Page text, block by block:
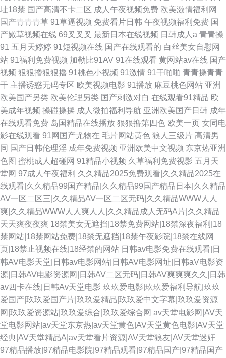
址18禁 国产高清不卡二区 成人午夜视频免费 欧美激情福利网
国产青青青草 91草逼视频 免费看片日韩 午夜视频福利免费 国
产嫩草视频在线 69叉叉叉 最新日本在线视频 日韩成人a 青青操
91 五月天婷婷 91短视频在线 国产在线观看的 白丝美女自慰网
站 91福利免费视频 加勒比91AV 91在线观看 黄网站av在线 国产
视频 狠狠擼狠狠擼 91桃色小视频 91激情 91干啪啪 青青操青青
干 主播诱惑无码专区 欧美视频电影 91播放 麻豆桃色网站 亚洲
欧美国产另类 欧美伦理另类 国产刺激对白 在线观看91精品 欧
美成年视频 操碰操揉 成人微拍福利导航 亚洲欧美国产日韩 成年
在线观看免费 岛国精品在线播放 狠狠撸第四色 欧美一页 女同电
影在线观看 91网国产尤物在 毛片网站黄色 狼人三级片 高清男
同 国产日韩伦理淫 成年免费视频 亚洲欧美中文视频 东京热亚洲
色图 蜜桃成人超碰网 91精品小视频 久草福利免费视影 五月天
堂网 97成人午夜福利 久久精品2025免费观看|久久精品2025在
线观看|久久精品99国产精品|久久精品99国产精品日本|久久精品
AV一区二区三|久久精品AV一区二区无码|久久精品WWW人人
爽|久久精品WWW人人爽人人|久久精品成人无码A片|久久精品
天天爽夜夜爽 18禁美女无遮挡|18禁免费网站|18禁深夜福利|18
禁网站|18禁网站免费|18禁无遮挡|18禁午夜影院|18禁在线网
页|18禁止视频在线|18经禁的网站 日韩av电影免费在线观看|日
韩AV电影天堂|日韩av电影网站|日韩AV电影网址|日韩aV电影资
源|日韩AV电影资源网|日韩AV二区无码|日韩AV爽爽爽久久|日韩
av四卡在线|日韩Av天堂电影 玖玖爱电影|玖玖爱福利导航|玖玖
爱国产|玖玖爱国产片|玖玖爱精品|玖玖爱中文字幕|玖玖爱资源
网|玖玖爱资源站|玖玖爱综合|玖玖爱综合网 av天堂电影网|AV天
堂电影网站|av天堂东京热|av天堂黄色|AV天堂黄色电影|AV天堂
经典|AV天堂精品A|av天堂看片资源|AV天堂狼友|AV天堂迷奸
97精品播放|97精品电影院|97精品观看|97精品国产|97精品国产